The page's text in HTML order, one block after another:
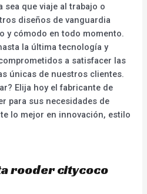
sea que viaje al trabajo o
diseños de vanguardia
y cómodo en todo momento.
la última tecnología y
a satisfacer las
únicas de nuestros clientes.
Elija hoy el fabricante de
para sus necesidades de
lo mejor en innovación, estilo
rooder citycoco